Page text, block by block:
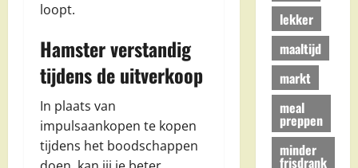
loopt.
Hamster verstandig
tijdens de uitverkoop
In plaats van
impulsaankopen te kopen
tijdens het boodschappen
lekker
maaltijd
markt
meal
preppen
minder
frisdrank